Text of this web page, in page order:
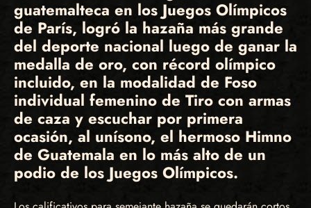
guatemalteca en los Juegos Olímpicos
de París, logró la hazaña más grande
del deporte nacional luego de ganar la
medalla de oro, con récord olímpico
incluido, en la modalidad de Foso
individual femenino de Tiro con armas
de caza y escuchar por primera
ocasión, al unísono, el hermoso Himno
de Guatemala en lo más alto de un
podio de los Juegos Olímpicos.